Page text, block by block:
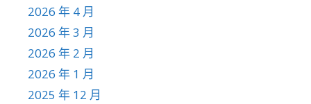
2026 年 4 月
2026 年 3 月
2026 年 2 月
2026 年 1 月
2025 年 12 月